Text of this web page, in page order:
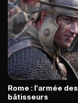
Rome : l'armée des
bâtisseurs